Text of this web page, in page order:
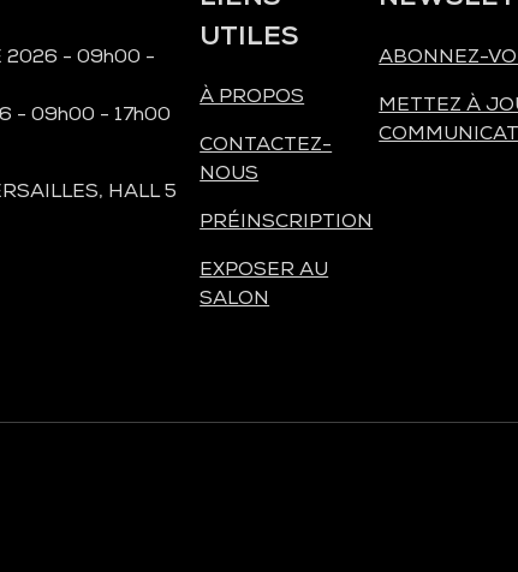
2026 - 09h00 -
- 09h00 - 17h00
HALL 5
UTILES
À PROPOS
CONTACTEZ-
NOUS
PRÉINSCRIPTION
EXPOSER AU
SALON
ABONNEZ-
METTEZ À